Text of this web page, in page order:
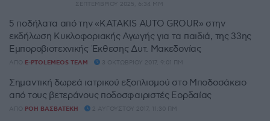
ΣΕΠΤΕΜΒΡΊΟΥ 2025, 6:34 ΜΜ
5 ποδήλατα από την «ΚΑΤΑΚIS AUTO GROUR» στην
εκδήλωση Κυκλοφοριακής Αγωγής για τα παιδιά, της 33ης
Εμποροβιοτεχνικής Έκθεσης Δυτ. Μακεδονίας
ΑΠΌ E-PTOLEMEOS TEAM 3 ΟΚΤΩΒΡΊΟΥ 2017, 9:01 ΠΜ
Σημαντική δωρεά ιατρικού εξοπλισμού στο Μποδοσάκειο
από τους βετεράνους ποδοσφαιριστές Εορδαίας
ΑΠΌ ΡΌΗ ΒΑΣΒΑΤΈΚΗ 2 ΑΥΓΟΎΣΤΟΥ 2017, 11:30 ΠΜ